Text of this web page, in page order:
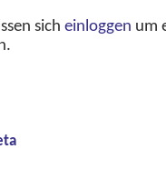
sich einloggen um